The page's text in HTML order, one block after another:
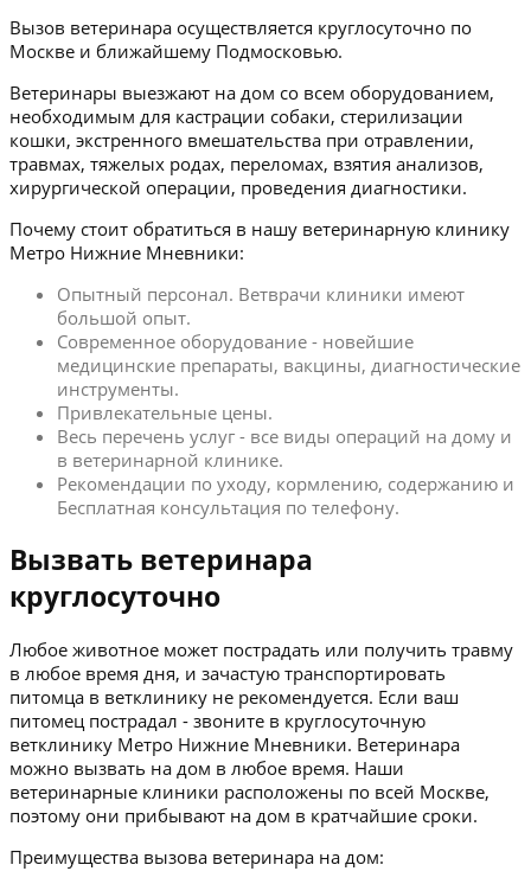
Вызов ветеринара осуществляется круглосуточно по
Москве и ближайшему Подмосковью.
Ветеринары выезжают на дом со всем оборудованием,
необходимым для кастрации собаки, стерилизации
кошки, экстренного вмешательства при отравлении,
травмах, тяжелых родах, переломах, взятия анализов,
хирургической операции, проведения диагностики.
Почему стоит обратиться в нашу ветеринарную клинику
Метро Нижние Мневники:
Опытный персонал. Ветврачи клиники имеют
большой опыт.
Современное оборудование - новейшие
медицинские препараты, вакцины, диагностические
инструменты.
Привлекательные цены.
Весь перечень услуг - все виды операций на дому и
в ветеринарной клинике.
Рекомендации по уходу, кормлению, содержанию и
Бесплатная консультация по телефону.
Вызвать ветеринара
круглосуточно
Любое животное может пострадать или получить травму
в любое время дня, и зачастую транспортировать
питомца в ветклинику не рекомендуется. Если ваш
питомец пострадал - звоните в круглосуточную
ветклинику Метро Нижние Мневники. Ветеринара
можно вызвать на дом в любое время. Наши
ветеринарные клиники расположены по всей Москве,
поэтому они прибывают на дом в кратчайшие сроки.
Преимущества вызова ветеринара на дом: